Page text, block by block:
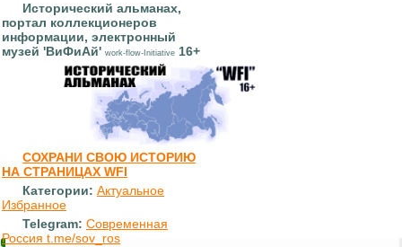
Исторический альманах,
портал коллекционеров
информации, электронный
музей 'ВиФиАй' work-flow-Initiative 16+
СОХРАНИ СВОЮ ИСТОРИЮ
НА СТРАНИЦАХ WFI
Категории: Актуальное
Избранное
Telegram: Современная
Россия t.me/sov_ros